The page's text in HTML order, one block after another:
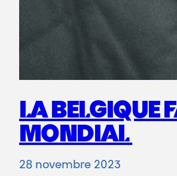
LA BELGIQUE
MONDIAL
28 novembre 2023